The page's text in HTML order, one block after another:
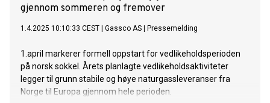
gjennom sommeren og fremover
1.4.2025 10:10:33 CEST Gassco AS Pressemelding
1.april markerer formell oppstart for vedlikeholdsperioden
på norsk sokkel. Årets planlagte vedlikeholdsaktiviteter
legger til grunn stabile og høye naturgassleveranser fra
Norge til Europa gjennom hele perioden.